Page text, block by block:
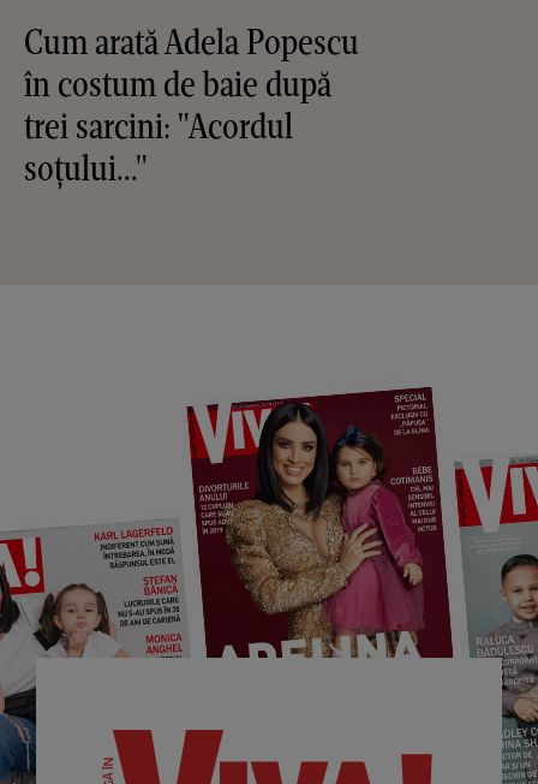
Cum arată Adela Popescu
în costum de baie după
trei sarcini: "Acordul
soțului..."